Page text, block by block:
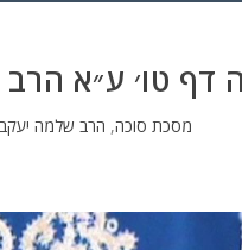
דף טו׳ ע״א
מסכת סוכה, הרב שלמה יעקב